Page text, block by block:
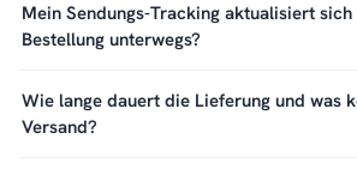
Mein Sendungs-Tracking aktualisiert
Bestellung unterwegs?
Wie lange dauert die Lieferung und was
Versand?